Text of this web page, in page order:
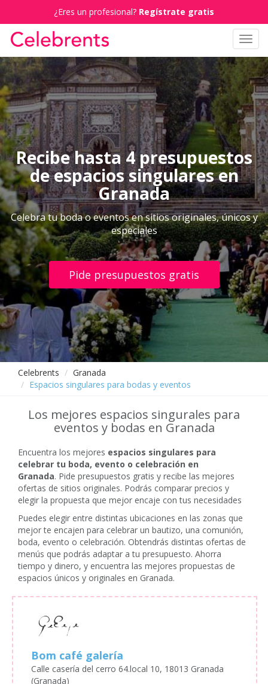
¿Eres un profesional? Regístrate gratis
Recibe hasta 4 presupuestos
de espacios singulares en
Granada
Celebra tu boda o eventos en sitios originales, únicos y
especiales
Pide presupuestos gratis
Celebrents
Granada
Espacios singulares para bodas y eventos
Los mejores espacios singurales para
eventos y bodas en Granada
Encuentra los mejores espacios singulares para
celebrar tu boda, evento o celebración en
Granada. Pide presupuestos gratis y recibe las mejores
ofertas de sitios originales. Podrás comparar precios y
elegir la propuesta que mejor encaje con tus necesidades
Puedes elegir entre distintas ubicaciones en las zonas que
mejor te encajen para celebrar un bautizo, una comunión,
boda, evento o celebración. Obtendrás distintas ofertas de
menús que podrás adaptar a tu presupuesto. Ahorra
tiempo y dinero, y encuentra las mejores propuestas de
espacios únicos y originales en Granada.
Bom café galería
Calle casería del cerro 64.local 10, 18013 Granada
(Granada)